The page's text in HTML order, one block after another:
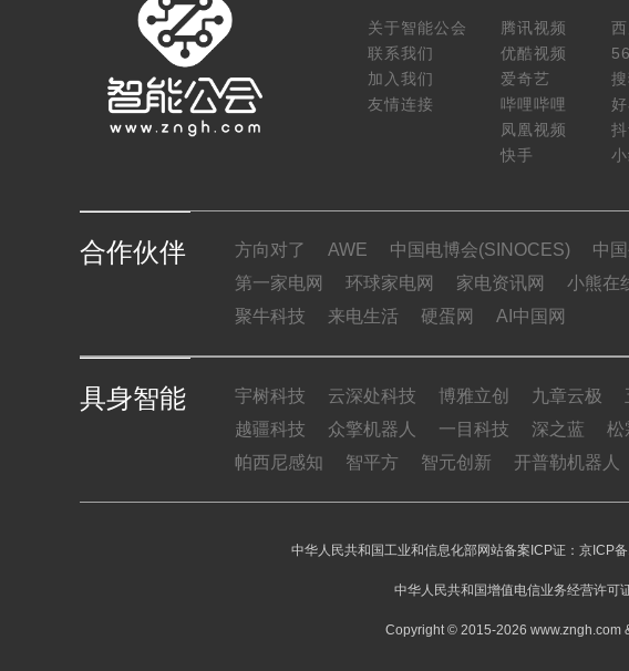
关于智能公会
联系我们
加入我们
友情连接
腾讯视频
优酷视频
爱奇艺
哔哩哔哩
凤凰视频
快手
合作伙伴 方向对了 AWE 中国电博会(SINOCES) 中
第一家电网
环球家电网 家电资讯网 小熊在
聚牛科技
来电生活 硬蛋网 AI中国网
具身智能 宇树科技 云深处科技 博雅立创 九章云极
越疆科技
众擎机器人 一目科技 深之蓝 松
帕西尼感知
智平方 智元创新 开普勒机器人
中华人民共和国工业和信息化部网站备案ICP证： 京ICP
中华人民共和国增值电信业务经营许
Copyright © 2015-2026 www.zngh.com